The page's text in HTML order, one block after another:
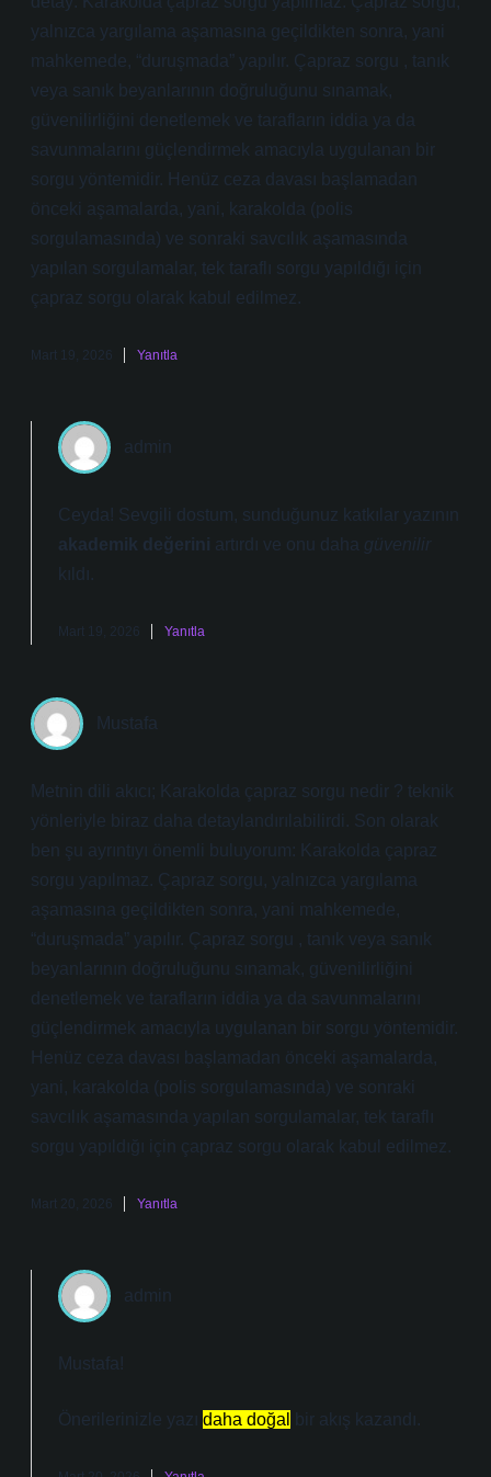
yalnızca yargılama aşamasına geçildikten sonra, yani
mahkemede, “duruşmada” yapılır. Çapraz sorgu , tanık
veya sanık beyanlarının doğruluğunu sınamak,
güvenilirliğini denetlemek ve tarafların iddia ya da
savunmalarını güçlendirmek amacıyla uygulanan bir
sorgu yöntemidir. Henüz ceza davası başlamadan
önceki aşamalarda, yani, karakolda (polis
sorgulamasında) ve sonraki savcılık aşamasında
yapılan sorgulamalar, tek taraflı sorgu yapıldığı için
çapraz sorgu olarak kabul edilmez.
Mart 19, 2026 Yanıtla
admin
Ceyda! Sevgili dostum, sunduğunuz katkılar yazının
akademik değerini artırdı ve onu daha güvenilir
kıldı.
Mart 19, 2026 Yanıtla
Mustafa
Metnin dili akıcı; Karakolda çapraz sorgu nedir ? teknik
yönleriyle biraz daha detaylandırılabilirdi. Son olarak
ben şu ayrıntıyı önemli buluyorum: Karakolda çapraz
sorgu yapılmaz. Çapraz sorgu, yalnızca yargılama
aşamasına geçildikten sonra, yani mahkemede,
“duruşmada” yapılır. Çapraz sorgu , tanık veya sanık
beyanlarının doğruluğunu sınamak, güvenilirliğini
denetlemek ve tarafların iddia ya da savunmalarını
güçlendirmek amacıyla uygulanan bir sorgu yöntemidir.
Henüz ceza davası başlamadan önceki aşamalarda,
yani, karakolda (polis sorgulamasında) ve sonraki
savcılık aşamasında yapılan sorgulamalar, tek taraflı
sorgu yapıldığı için çapraz sorgu olarak kabul edilmez.
Mart 20, 2026 Yanıtla
admin
Mustafa!
Önerilerinizle yazı daha doğal bir akış kazandı.